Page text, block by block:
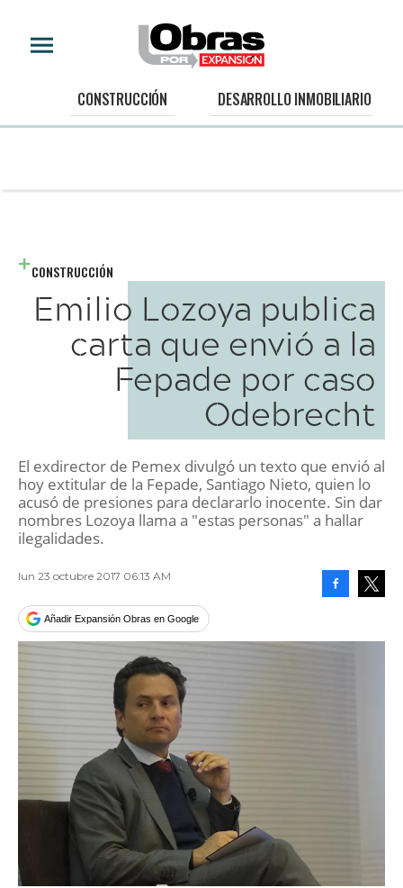
CONSTRUCCIÓN DESARROLLO INMOBILIARIO
CONSTRUCCIÓN
Emilio Lozoya publica
carta que envió a la
Fepade por caso
Odebrecht
El exdirector de Pemex divulgó un texto que envió al
hoy extitular de la Fepade, Santiago Nieto, quien lo
acusó de presiones para declararlo inocente. Sin dar
nombres Lozoya llama a "estas personas" a hallar
ilegalidades.
lun 23 octubre 2017 06:13 AM
Añadir Expansión Obras en Google